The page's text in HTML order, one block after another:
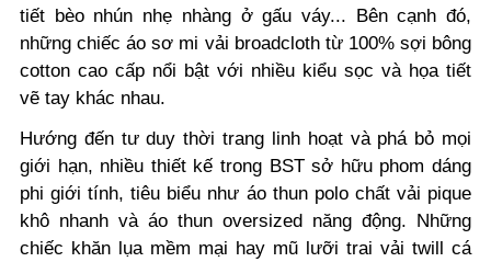
tiết bèo nhún nhẹ nhàng ở gấu váy... Bên cạnh đó,
những chiếc áo sơ mi vải broadcloth từ 100% sợi bông
cotton cao cấp nổi bật với nhiều kiểu sọc và họa tiết
vẽ tay khác nhau.
Hướng đến tư duy thời trang linh hoạt và phá bỏ mọi
giới hạn, nhiều thiết kế trong BST sở hữu phom dáng
phi giới tính, tiêu biểu như áo thun polo chất vải pique
khô nhanh và áo thun oversized năng động. Những
chiếc khăn lụa mềm mại hay mũ lưỡi trai vải twill cá